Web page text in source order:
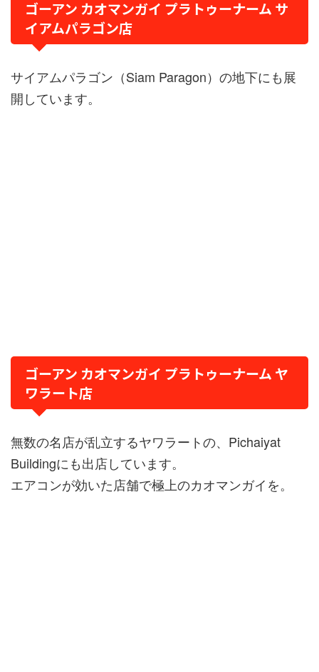
ゴーアン カオマンガイ プラトゥーナーム サ
イアムパラゴン店
サイアムパラゴン（Siam Paragon）の地下にも展
開しています。
ゴーアン カオマンガイ プラトゥーナーム ヤ
ワラート店
無数の名店が乱立するヤワラートの、Pichaiyat
Buildingにも出店しています。
エアコンが効いた店舗で極上のカオマンガイを。